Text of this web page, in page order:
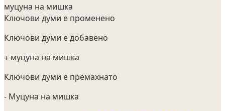
муцуна на мишка
Ключови думи е променено
Ключови думи е добавено
+ муцуна на мишка
Ключови думи е премахнато
- Муцуна на мишка